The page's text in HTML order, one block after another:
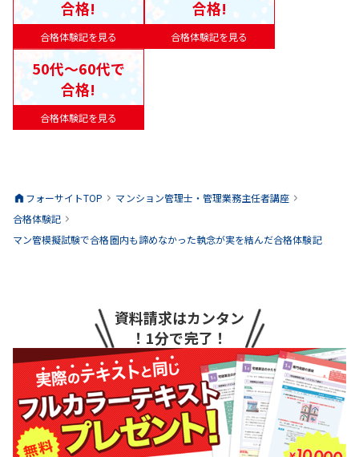
合格体験記を見る
合格!
合格体験記を見る
合格!
合格体験記を見る
50代〜60代で
合格!
フォーサイトTOP マンション管理士・管理業務主任者講座
合格体験記
マン管模擬試験で合格圏内も諦めなかった執念が実を結んだ合格体験記
資料請求はカンタン
！1分で完了！